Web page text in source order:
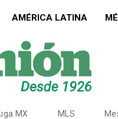
AMÉRICA LATINA
Liga MX MLS